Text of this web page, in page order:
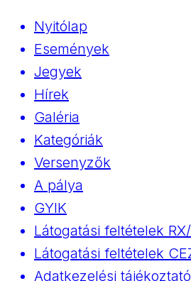
Nyitólap
Események
Jegyek
Hírek
Galéria
Kategóriák
Versenyzők
A pálya
GYIK
Látogatási feltételek
Látogatási feltételek
Adatkezelési tájékoztató